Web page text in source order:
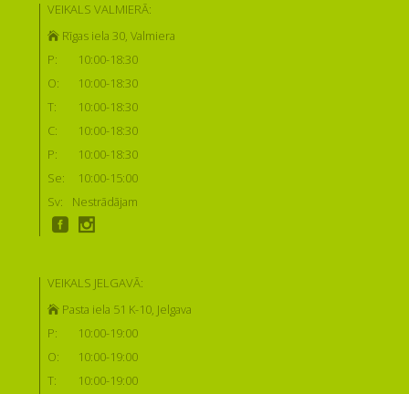
VEIKALS VALMIERĀ:
Rīgas iela 30, Valmiera
P:
10:00-18:30
O:
10:00-18:30
T:
10:00-18:30
C:
10:00-18:30
P:
10:00-18:30
Se:
10:00-15:00
Sv:
Nestrādājam
VEIKALS JELGAVĀ:
Pasta iela 51 K-10, Jelgava
P:
10:00-19:00
O:
10:00-19:00
T:
10:00-19:00